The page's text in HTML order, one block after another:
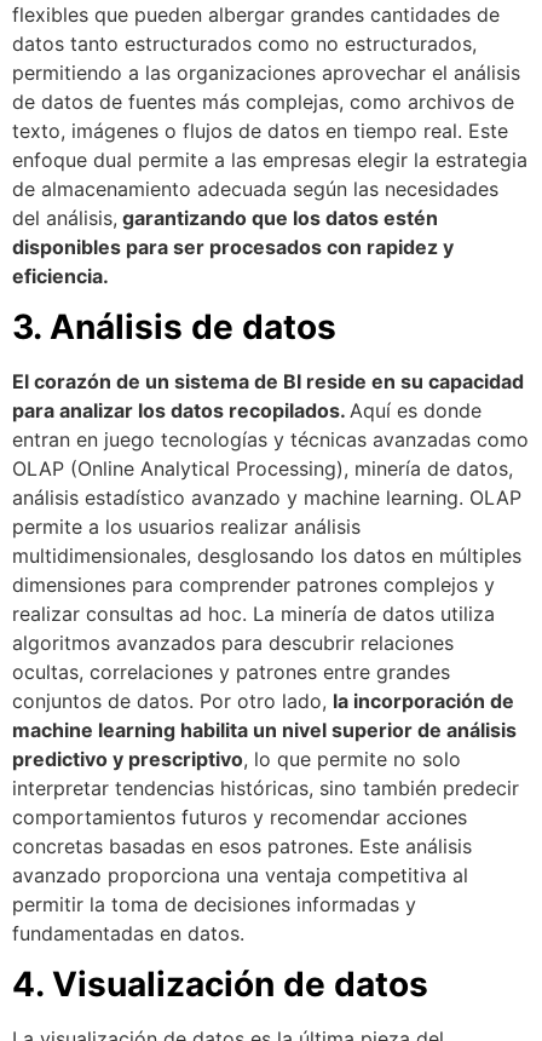
flexibles que pueden albergar grandes cantidades de
datos tanto estructurados como no estructurados,
permitiendo a las organizaciones aprovechar el análisis
de datos de fuentes más complejas, como archivos de
texto, imágenes o flujos de datos en tiempo real. Este
enfoque dual permite a las empresas elegir la estrategia
de almacenamiento adecuada según las necesidades
del análisis, garantizando que los datos estén
disponibles para ser procesados con rapidez y
eficiencia.
3. Análisis de datos
El corazón de un sistema de BI reside en su capacidad
para analizar los datos recopilados. Aquí es donde
entran en juego tecnologías y técnicas avanzadas como
OLAP (Online Analytical Processing), minería de datos,
análisis estadístico avanzado y machine learning. OLAP
permite a los usuarios realizar análisis
multidimensionales, desglosando los datos en múltiples
dimensiones para comprender patrones complejos y
realizar consultas ad hoc. La minería de datos utiliza
algoritmos avanzados para descubrir relaciones
ocultas, correlaciones y patrones entre grandes
conjuntos de datos. Por otro lado, la incorporación de
machine learning habilita un nivel superior de análisis
predictivo y prescriptivo, lo que permite no solo
interpretar tendencias históricas, sino también predecir
comportamientos futuros y recomendar acciones
concretas basadas en esos patrones. Este análisis
avanzado proporciona una ventaja competitiva al
permitir la toma de decisiones informadas y
fundamentadas en datos.
4. Visualización de datos